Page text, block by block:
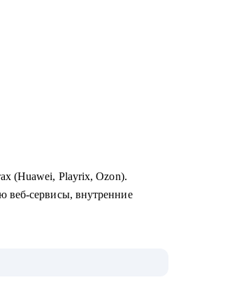
(Huawei, Playrix, Ozon).
веб-сервисы, внутренние